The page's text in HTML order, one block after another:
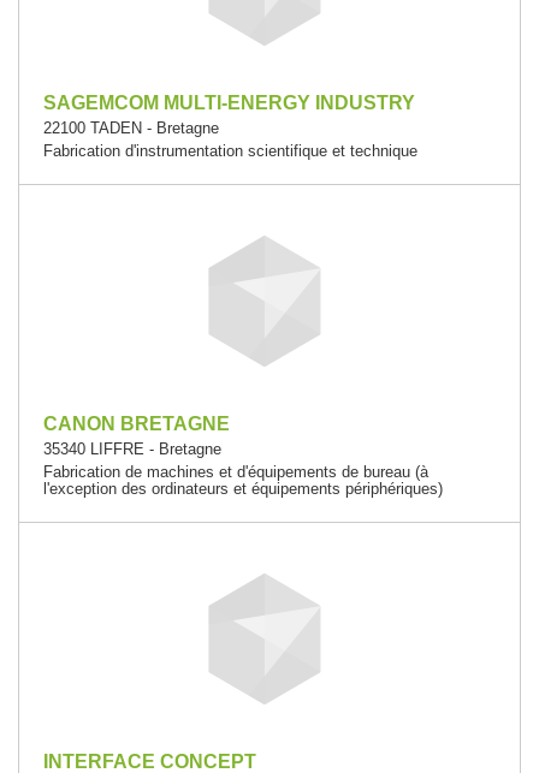
SAGEMCOM MULTI-ENERGY INDUSTRY
22100 TADEN - Bretagne
Fabrication d'instrumentation scientifique et technique
CANON BRETAGNE
35340 LIFFRE - Bretagne
Fabrication de machines et d'équipements de bureau (à
l'exception des ordinateurs et équipements périphériques)
INTERFACE CONCEPT